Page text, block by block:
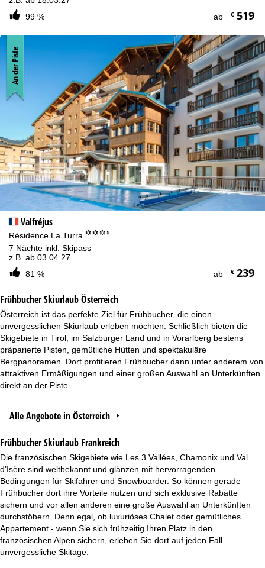
99 %
ab €519
Valfréjus
Résidence La Turra °°°.
7 Nächte inkl. Skipass
z.B. ab 03.04.27
81 %
ab €239
An der Piste
Frühbucher Skiurlaub Österreich
Österreich ist das perfekte Ziel für Frühbucher, die einen
unvergesslichen Skiurlaub erleben möchten. Schließlich bieten die
Skigebiete in Tirol, im Salzburger Land und in Vorarlberg bestens
präparierte Pisten, gemütliche Hütten und spektakuläre
Bergpanoramen. Dort profitieren Frühbucher dann unter anderem von
attraktiven Ermäßigungen und einer großen Auswahl an Unterkünften
direkt an der Piste.
Alle Angebote in Österreich
Frühbucher Skiurlaub Frankreich
Die französischen Skigebiete wie Les 3 Vallées, Chamonix und Val
d’Isère sind weltbekannt und glänzen mit hervorragenden
Bedingungen für Skifahrer und Snowboarder. So können gerade
Frühbucher dort ihre Vorteile nutzen und sich exklusive Rabatte
sichern und vor allen anderen eine große Auswahl an Unterkünften
durchstöbern. Denn egal, ob luxuriöses Chalet oder gemütliches
Appartement - wenn Sie sich frühzeitig Ihren Platz in den
französischen Alpen sichern, erleben Sie dort auf jeden Fall
unvergessliche Skitage.